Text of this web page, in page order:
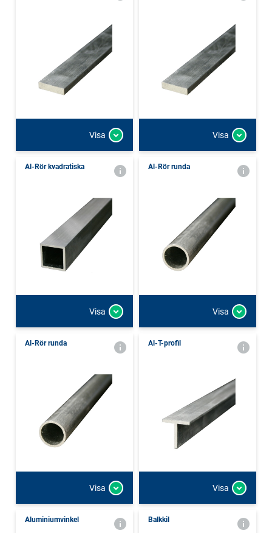
Visa Visa
Al-Rör kvadratiska
Visa
Al-Rör runda
Visa
Al-Rör runda
Visa
Al-T-profil
Visa
Aluminiumvinkel Balkkil